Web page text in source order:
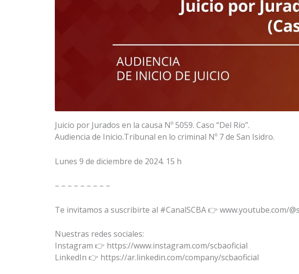
Juicio por Jurados en la causa Nº 5059. Caso “Del Río”.
Audiencia de Inicio.Tribunal en lo criminal Nº 7 de San Isidro.
Lunes 9 de diciembre de 2024. 15 h
– – – – – – – – –
Te invitamos a suscribirte al #CanalSCBA 👉 www.youtube.com/
Nuestras redes sociales:
Instagram 👉 https://www.instagram.com/scbaoficial
LinkedIn 👉 https://ar.linkedin.com/company/scbaoficial